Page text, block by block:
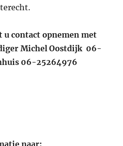
contact opnemen met
Michel Oostdijk 06-
06-25264976